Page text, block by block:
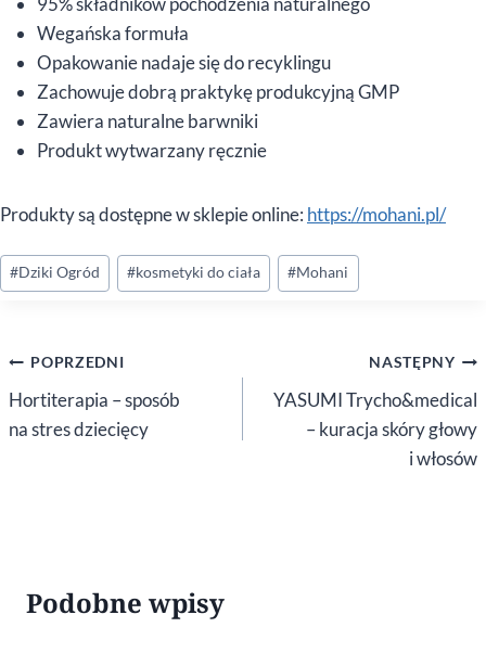
Wegańska formuła
Opakowanie nadaje się do recyklingu
Zachowuje dobrą praktykę produkcyjną GMP
Zawiera naturalne barwniki
Produkt wytwarzany ręcznie
Produkty są dostępne w sklepie online: https://mohani.pl/
Tagi
wpisu:
#Dziki Ogród #kosmetyki do ciała #Mohani
Nawigacja
wpisu
POPRZEDNI
Hortiterapia – sposób
na stres dziecięcy
NASTĘPNY
YASUMI Trycho&medical
– kuracja skóry głowy
i włosów
Podobne wpisy